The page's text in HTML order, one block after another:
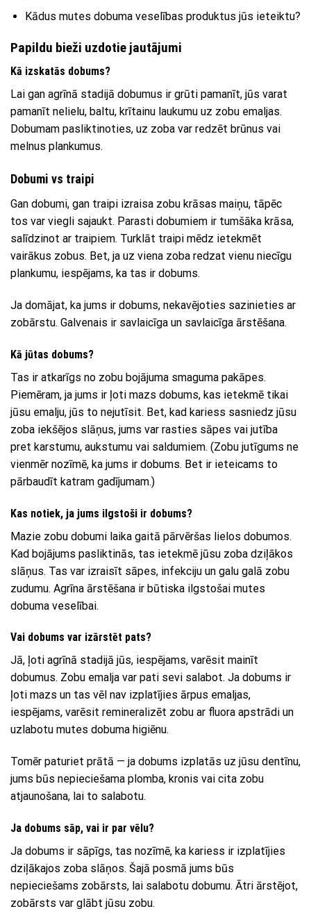
Kādus mutes dobuma veselības produktus jūs ieteiktu?
Papildu bieži uzdotie jautājumi
Kā izskatās dobums?
Lai gan agrīnā stadijā dobumus ir grūti pamanīt, jūs varat
pamanīt nelielu, baltu, krītainu laukumu uz zobu emaljas.
Dobumam pasliktinoties, uz zoba var redzēt brūnus vai
melnus plankumus.
Dobumi vs traipi
Gan dobumi, gan traipi izraisa zobu krāsas maiņu, tāpēc
tos var viegli sajaukt. Parasti dobumiem ir tumšāka krāsa,
salīdzinot ar traipiem. Turklāt traipi mēdz ietekmēt
vairākus zobus. Bet, ja uz viena zoba redzat vienu niecīgu
plankumu, iespējams, ka tas ir dobums.
Ja domājat, ka jums ir dobums, nekavējoties sazinieties ar
zobārstu. Galvenais ir savlaicīga un savlaicīga ārstēšana.
Kā jūtas dobums?
Tas ir atkarīgs no zobu bojājuma smaguma pakāpes.
Piemēram, ja jums ir ļoti mazs dobums, kas ietekmē tikai
jūsu emalju, jūs to nejutīsit. Bet, kad kariess sasniedz jūsu
zoba iekšējos slāņus, jums var rasties sāpes vai jutība
pret karstumu, aukstumu vai saldumiem. (Zobu jutīgums ne
vienmēr nozīmē, ka jums ir dobums. Bet ir ieteicams to
pārbaudīt katram gadījumam.)
Kas notiek, ja jums ilgstoši ir dobums?
Mazie zobu dobumi laika gaitā pārvēršas lielos dobumos.
Kad bojājums pasliktinās, tas ietekmē jūsu zoba dziļākos
slāņus. Tas var izraisīt sāpes, infekciju un galu galā zobu
zudumu. Agrīna ārstēšana ir būtiska ilgstošai mutes
dobuma veselībai.
Vai dobums var izārstēt pats?
Jā, ļoti agrīnā stadijā jūs, iespējams, varēsit mainīt
dobumus. Zobu emalja var pati sevi salabot. Ja dobums ir
ļoti mazs un tas vēl nav izplatījies ārpus emaljas,
iespējams, varēsit remineralizēt zobu ar fluora apstrādi un
uzlabotu mutes dobuma higiēnu.
Tomēr paturiet prātā — ja dobums izplatās uz jūsu dentīnu,
jums būs nepieciešama plomba, kronis vai cita zobu
atjaunošana, lai to salabotu.
Ja dobums sāp, vai ir par vēlu?
Ja dobums ir sāpīgs, tas nozīmē, ka kariess ir izplatījies
dziļākajos zoba slāņos. Šajā posmā jums būs
nepieciešams zobārsts, lai salabotu dobumu. Ātri ārstējot,
zobārsts var glābt jūsu zobu.